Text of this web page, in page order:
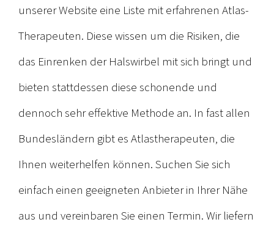
unserer Website eine Liste mit erfahrenen Atlas-
Therapeuten. Diese wissen um die Risiken, die
das Einrenken der Halswirbel mit sich bringt und
bieten stattdessen diese schonende und
dennoch sehr effektive Methode an. In fast allen
Bundesländern gibt es Atlastherapeuten, die
Ihnen weiterhelfen können. Suchen Sie sich
einfach einen geeigneten Anbieter in Ihrer Nähe
aus und vereinbaren Sie einen Termin. Wir liefern